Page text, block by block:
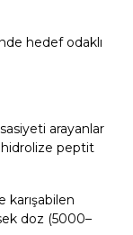
hedef odaklı
arayanlar
hidrolize peptit
doz (5000–